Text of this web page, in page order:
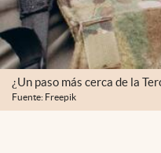
¿Un paso más cerca de la
Fuente: Freepik